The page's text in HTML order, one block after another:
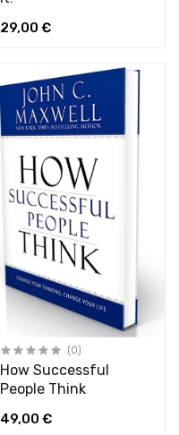
29,00 €
(0)
How Successful
People Think
49,00 €